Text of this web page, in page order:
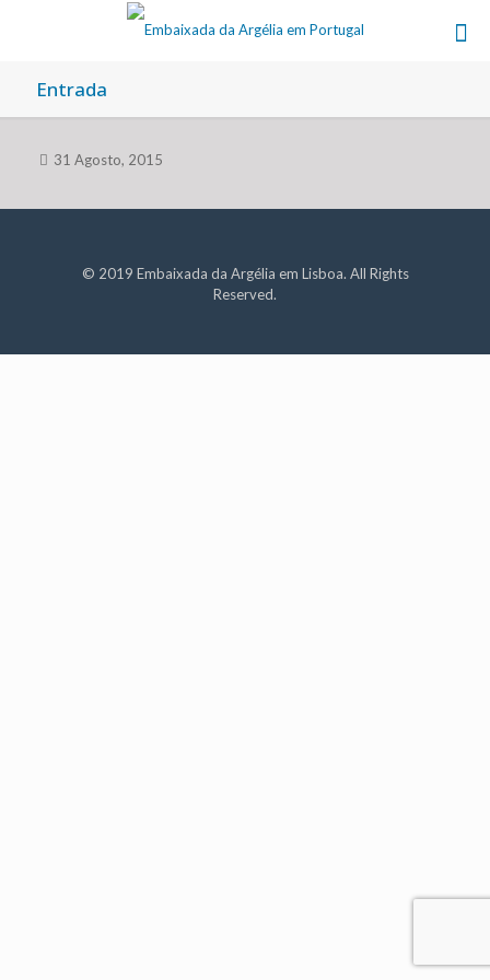
Entrada
31 Agosto, 2015
© 2019 Embaixada da Argélia em Lisboa. All Rights
Reserved.